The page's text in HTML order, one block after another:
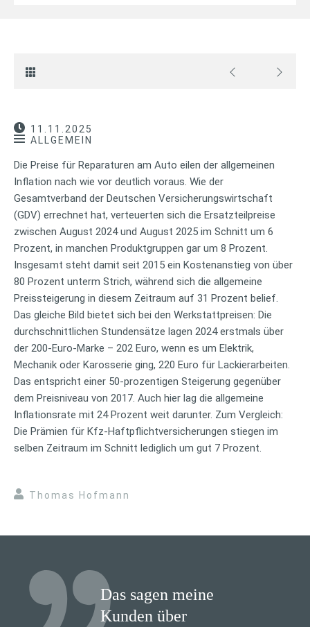
11.11.2025
ALLGEMEIN
Die Preise für Reparaturen am Auto eilen der allgemeinen
Inflation nach wie vor deutlich voraus. Wie der
Gesamtverband der Deutschen Versicherungswirtschaft
(GDV) errechnet hat, verteuerten sich die Ersatzteilpreise
zwischen August 2024 und August 2025 im Schnitt um 6
Prozent, in manchen Produktgruppen gar um 8 Prozent.
Insgesamt steht damit seit 2015 ein Kostenanstieg von über
80 Prozent unterm Strich, während sich die allgemeine
Preissteigerung in diesem Zeitraum auf 31 Prozent belief.
Das gleiche Bild bietet sich bei den Werkstattpreisen: Die
durchschnittlichen Stundensätze lagen 2024 erstmals über
der 200-Euro-Marke – 202 Euro, wenn es um Elektrik,
Mechanik oder Karosserie ging, 220 Euro für Lackierarbeiten.
Das entspricht einer 50-prozentigen Steigerung gegenüber
dem Preisniveau von 2017. Auch hier lag die allgemeine
Inflationsrate mit 24 Prozent weit darunter. Zum Vergleich:
Die Prämien für Kfz-Haftpflichtversicherungen stiegen im
selben Zeitraum im Schnitt lediglich um gut 7 Prozent.
Thomas Hofmann
Das sagen meine
Kunden über